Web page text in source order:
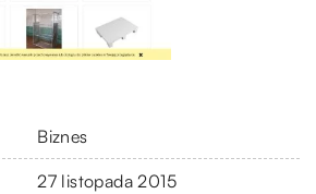
Biznes
27 listopada 2015